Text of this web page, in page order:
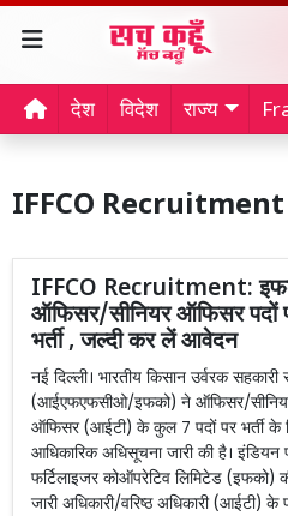
देश विदेश राज्य
IFFCO Recruitment
IFFCO Recruitment:
ऑफिसर/सीनियर ऑफिसर पदों
भर्ती , जल्दी कर लें आवेदन
नई दिल्ली। भारतीय किसान उर्वरक सहकारी
(आईएफएफसीओ/इफको) ने ऑफिसर/
ऑफिसर (आईटी) के कुल 7 पदों पर भर्ती के
आधिकारिक अधिसूचना जारी की है। इंडियन
फर्टिलाइजर कोऑपरेटिव लिमिटेड (इफको)
जारी अधिकारी/वरिष्ठ अधिकारी (आईटी) के